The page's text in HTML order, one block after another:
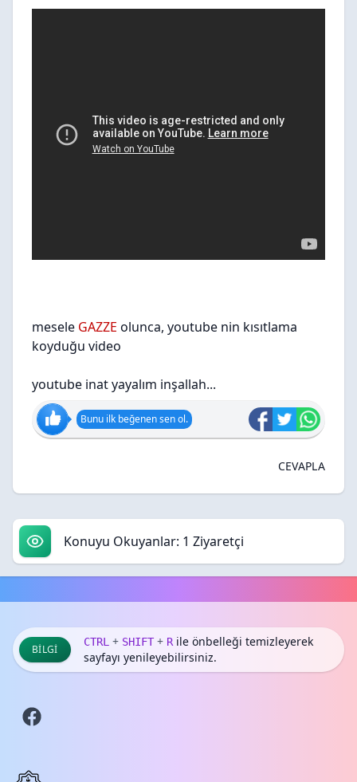
mesele GAZZE olunca, youtube nin kısıtlama
koyduğu video
youtube inat yayalım inşallah...
Bunu ilk beğenen sen ol.
CEVAPLA
Konuyu Okuyanlar: 1 Ziyaretçi
BILGI
CTRL + SHIFT + Rile önbelleği temizleyerek
sayfayı yenileyebilirsiniz.